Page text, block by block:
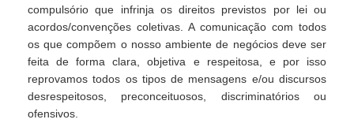
compulsório que infrinja os direitos previstos por lei ou
acordos/convenções coletivas. A comunicação com todos
os que compõem o nosso ambiente de negócios deve ser
feita de forma clara, objetiva e respeitosa, e por isso
reprovamos todos os tipos de mensagens e/ou discursos
desrespeitosos, preconceituosos, discriminatórios ou
ofensivos.